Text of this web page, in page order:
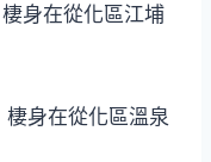
身在從化區江埔
身在從化區溫泉